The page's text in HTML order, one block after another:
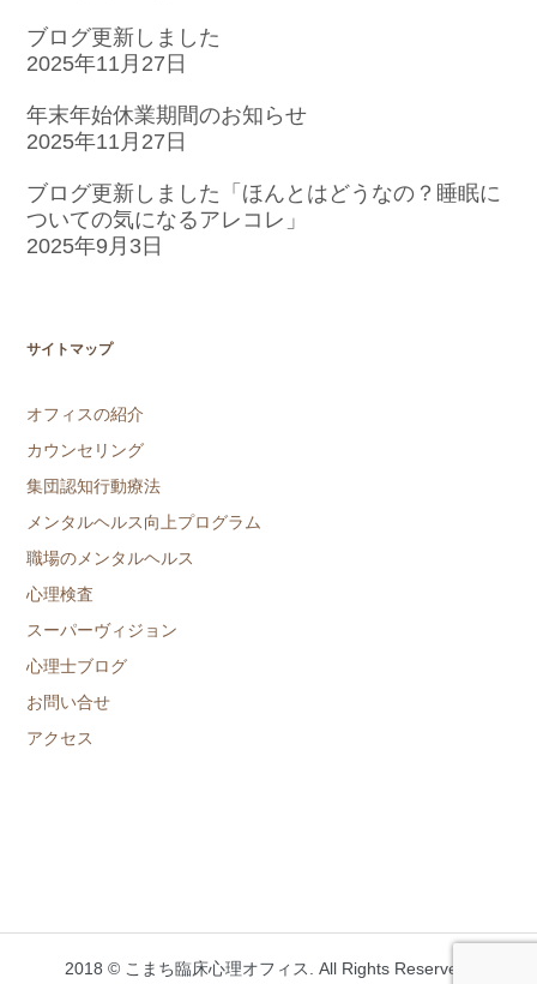
ブログ更新しました
2025年11月27日
年末年始休業期間のお知らせ
2025年11月27日
ブログ更新しました「ほんとはどうなの？睡眠に
ついての気になるアレコレ」
2025年9月3日
サイトマップ
オフィスの紹介
カウンセリング
集団認知行動療法
メンタルヘルス向上プログラム
職場のメンタルヘルス
心理検査
スーパーヴィジョン
心理士ブログ
お問い合せ
アクセス
2018 © こまち臨床心理オフィス. All Rights Reserved.